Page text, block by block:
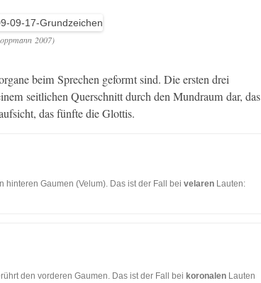
2007)
beim Sprechen geformt sind. Die ersten drei
seitlichen Quer­schnitt durch den Mundraum dar, das
das fün­fte die Glottis.
hin­teren Gau­men (Velum). Das ist der Fall bei velaren Lauten:
den vorderen Gau­men. Das ist der Fall bei koronalen Laut­en